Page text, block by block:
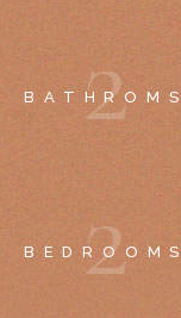
2
BATHROMS
2
BEDROOMS